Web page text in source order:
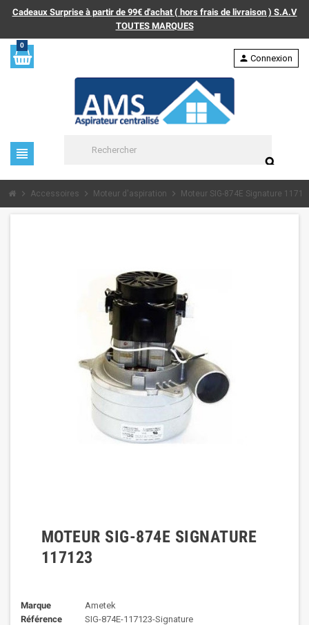
Cadeaux Surprise à partir de 99€ d'achat ( hors frais de livraison ) S.A.V
TOUTES MARQUES
0
view_headline
search
person Connexion
chevron_right Accessoires chevron_right Moteur d'aspiration chevron_right Moteur SIG-874E Signature
MOTEUR SIG-874E SIGNATURE
117123
Marque
Ametek
Référence
SIG-874E-117123-Signature